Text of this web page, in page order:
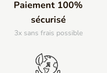
Paiement 100%
sécurisé
3x sans frais possible